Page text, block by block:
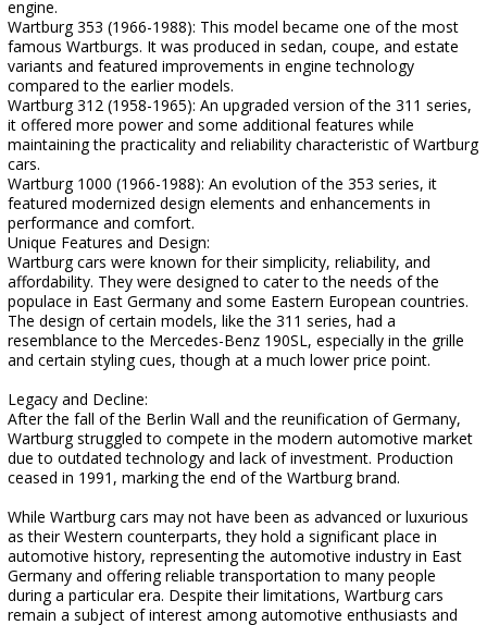
engine.
Wartburg 353 (1966-1988): This model became one of the most
famous Wartburgs. It was produced in sedan, coupe, and estate
variants and featured improvements in engine technology
compared to the earlier models.
Wartburg 312 (1958-1965): An upgraded version of the 311 series,
it offered more power and some additional features while
maintaining the practicality and reliability characteristic of Wartburg
cars.
Wartburg 1000 (1966-1988): An evolution of the 353 series, it
featured modernized design elements and enhancements in
performance and comfort.
Unique Features and Design:
Wartburg cars were known for their simplicity, reliability, and
affordability. They were designed to cater to the needs of the
populace in East Germany and some Eastern European countries.
The design of certain models, like the 311 series, had a
resemblance to the Mercedes-Benz 190SL, especially in the grille
and certain styling cues, though at a much lower price point.
Legacy and Decline:
After the fall of the Berlin Wall and the reunification of Germany,
Wartburg struggled to compete in the modern automotive market
due to outdated technology and lack of investment. Production
ceased in 1991, marking the end of the Wartburg brand.
While Wartburg cars may not have been as advanced or luxurious
as their Western counterparts, they hold a significant place in
automotive history, representing the automotive industry in East
Germany and offering reliable transportation to many people
during a particular era. Despite their limitations, Wartburg cars
remain a subject of interest among automotive enthusiasts and